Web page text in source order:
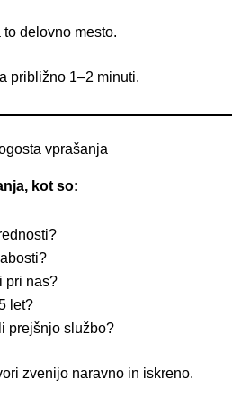
delovno mesto.
približno 1–2 minuti.
vprašanja
kot so:
pri nas?
let?
prejšnjo službo?
zvenijo naravno in iskreno.